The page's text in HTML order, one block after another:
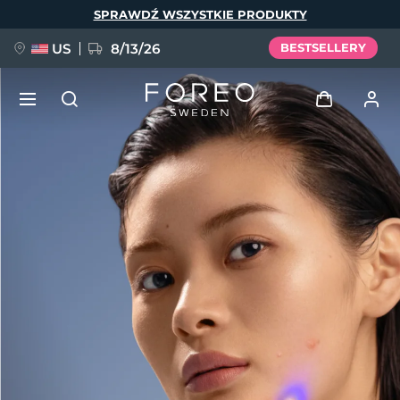
SPRAWDŹ WSZYSTKIE PRODUKTY
US 8/13/26 BESTSELLERY
Zaloguj
Profil użytkownika
Moje urządzenia
Moje zamówienia
Moje adresy
Moje subskrypcje
FAQ™ Pure Beauty-Tech Elixir
BREAKING NEWS
issa™ Teeth Whitening Set
Deutsch
Español
Italiano
Svenska
简体中文 繁體中文